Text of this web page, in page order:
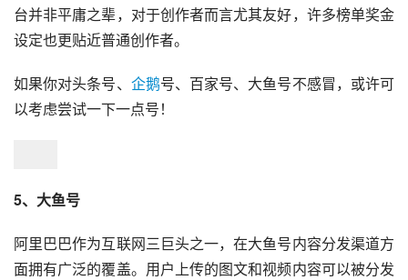
台并非平庸之辈，对于创作者而言尤其友好，许多榜单奖金
设定也更贴近普通创作者。
如果你对头条号、 企鹅号、百家号、大鱼号不感冒，或许可
以考虑尝试一下一点号！
5、大鱼号
阿里巴巴作为互联网三巨头之一，在大鱼号内容分发渠道方
面拥有广泛的覆盖。用户上传的图文和视频内容可以被分发